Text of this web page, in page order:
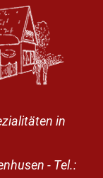
in
- Tel.: